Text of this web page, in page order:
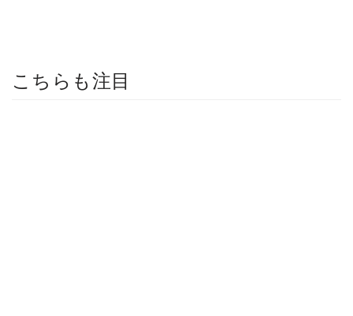
こちらも注目